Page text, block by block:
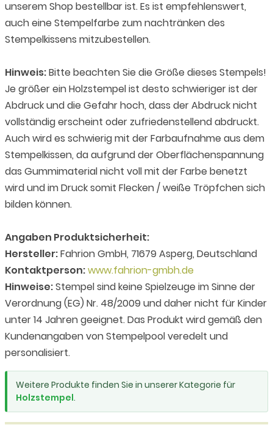
unserem Shop bestellbar ist. Es ist empfehlenswert,
auch eine Stempelfarbe zum nachtränken des
Stempelkissens mitzubestellen.
Hinweis:Bitte beachten Sie die Größe dieses Stempels!
Je größer ein Holzstempel ist desto schwieriger ist der
Abdruck und die Gefahr hoch, dass der Abdruck nicht
vollständig erscheint oder zufriedenstellend abdruckt.
Auch wird es schwierig mit der Farbaufnahme aus dem
Stempelkissen, da aufgrund der Oberflächenspannung
das Gummimaterial nicht voll mit der Farbe benetzt
wird und im Druck somit Flecken / weiße Tröpfchen sich
bilden können.
Angaben Produktsicherheit:
Hersteller:Fahrion GmbH, 71679 Asperg, Deutschland
Kontaktperson:www.fahrion-gmbh.de
Hinweise:Stempel sind keine Spielzeuge im Sinne der
Verordnung (EG) Nr. 48/2009 und daher nicht für Kinder
unter 14 Jahren geeignet. Das Produkt wird gemäß den
Kundenangaben von Stempelpool veredelt und
personalisiert.
Weitere Produkte finden Sie in unserer Kategorie für
Holzstempel.